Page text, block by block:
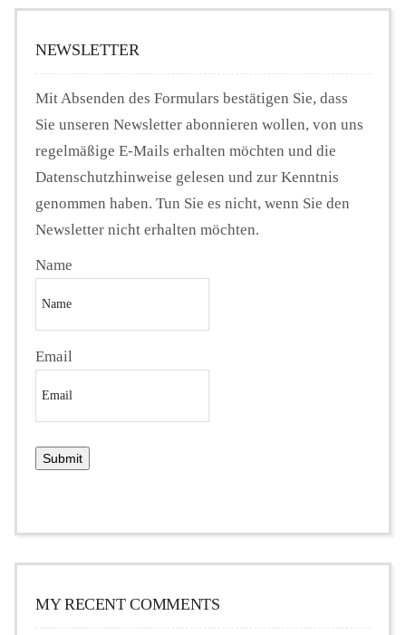
NEWSLETTER
Mit Absenden des Formulars bestätigen Sie, dass
Sie unseren Newsletter abonnieren wollen, von uns
regelmäßige E-Mails erhalten möchten und die
Datenschutzhinweise gelesen und zur Kenntnis
genommen haben. Tun Sie es nicht, wenn Sie den
Newsletter nicht erhalten möchten.
Name
Email
MY RECENT COMMENTS